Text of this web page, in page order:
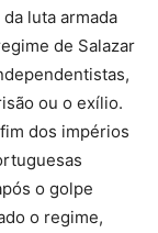
luta armada
de Salazar
ou o exílio.
dos impérios
o golpe
o regime,